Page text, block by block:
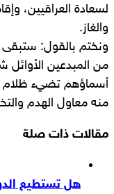
لسعادة العراقيين،
والغاز.
ونختم بالقول:
من المبدعين
أسماؤهم تضيء
منه معاول الهدم
مقالات ذات صلة
هل تستطيع